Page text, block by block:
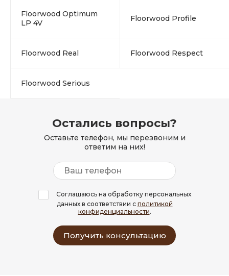
Floorwood Optimum
LP 4V
Floorwood Profile
Floorwood Real Floorwood Respect
Floorwood Serious
Остались вопросы?
Оставьте телефон, мы перезвоним и
ответим на них!
Соглашаюсь на обработку персональных
данных в соответствии с политикой
конфиденциальности.
Получить консультацию